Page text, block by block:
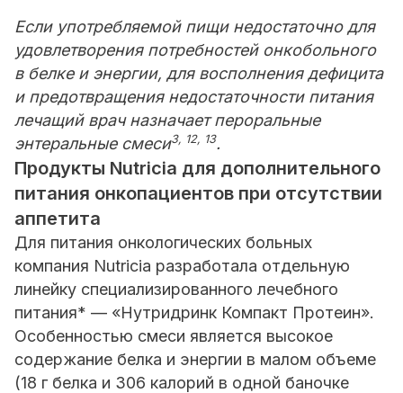
Если употребляемой пищи недостаточно для
удовлетворения потребностей онкобольного
в белке и энергии, для восполнения дефицита
и предотвращения недостаточности питания
лечащий врач назначает пероральные
энтеральные смеси3, 12, 13.
Продукты Nutricia для дополнительного
питания онкопациентов при отсутствии
аппетита
Для питания онкологических больных
компания Nutricia разработала отдельную
линейку специализированного лечебного
питания* — «Нутридринк Компакт Протеин».
Особенностью смеси является высокое
содержание белка и энергии в малом объеме
(18 г белка и 306 калорий в одной баночке